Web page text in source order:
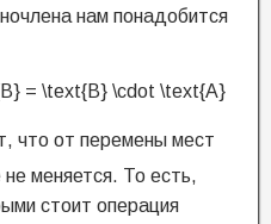
нам понадобится
что от перемены мест
меняется. То есть,
стоит операция